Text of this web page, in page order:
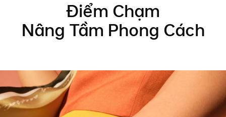
Điểm Chạm
Nâng Tầm Phong Cách